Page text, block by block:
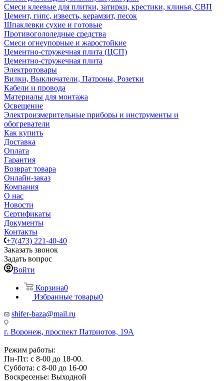
Смеси клеевые для плитки, затирки, крестики, клинья, СВП
Цемент, гипс, известь, керамзит, песок
Шпаклевки сухие и готовые
Противогололедные средства
Смеси огнеупорные и жаростойкие
Цементно-стружечная плита (ЦСП)
Цементно-стружечная плита
Электротовары
Вилки, Выключатели, Патроны, Розетки
Кабели и провода
Материалы для монтажа
Освещение
Электроизмерительные приборы и инструменты и
обогреватели
Как купить
Доставка
Оплата
Гарантия
Возврат товара
Онлайн-заказ
Компания
О нас
Новости
Сертификаты
Документы
Контакты
+7(473) 221-40-40
Заказать звонок
Задать вопрос
Войти
Корзина0
Избранные товары0
shifer-baza@mail.ru
г. Воронеж, проспект Патриотов, 19А
Режим работы:
Пн-Пт: с 8-00 до 18-00.
Суббота: с 8-00 до 16-00
Воскресенье: Выходной